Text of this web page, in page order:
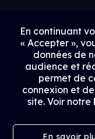
En continuant
« Accepter »,
données de
audience et
permet de
connexion et
site. Voir notre
En savoir